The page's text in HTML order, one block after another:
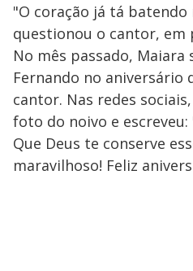
"O coração já tá
questionou o cantor, em
No mês passado, Maiara
Fernando no aniversário
cantor. Nas redes
foto do noivo e
Que Deus te conserve
maravilhoso! Feliz